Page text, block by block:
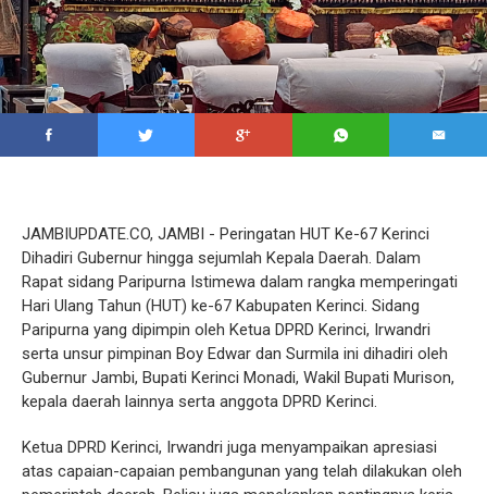
JAMBIUPDATE.CO, JAMBI - Peringatan HUT Ke-67 Kerinci
Dihadiri Gubernur hingga sejumlah Kepala Daerah. Dalam
Rapat sidang Paripurna Istimewa dalam rangka memperingati
Hari Ulang Tahun (HUT) ke-67 Kabupaten Kerinci. Sidang
Paripurna yang dipimpin oleh Ketua DPRD Kerinci, Irwandri
serta unsur pimpinan Boy Edwar dan Surmila ini dihadiri oleh
Gubernur Jambi, Bupati Kerinci Monadi, Wakil Bupati Murison,
kepala daerah lainnya serta anggota DPRD Kerinci.
Ketua DPRD Kerinci, Irwandri juga menyampaikan apresiasi
atas capaian-capaian pembangunan yang telah dilakukan oleh